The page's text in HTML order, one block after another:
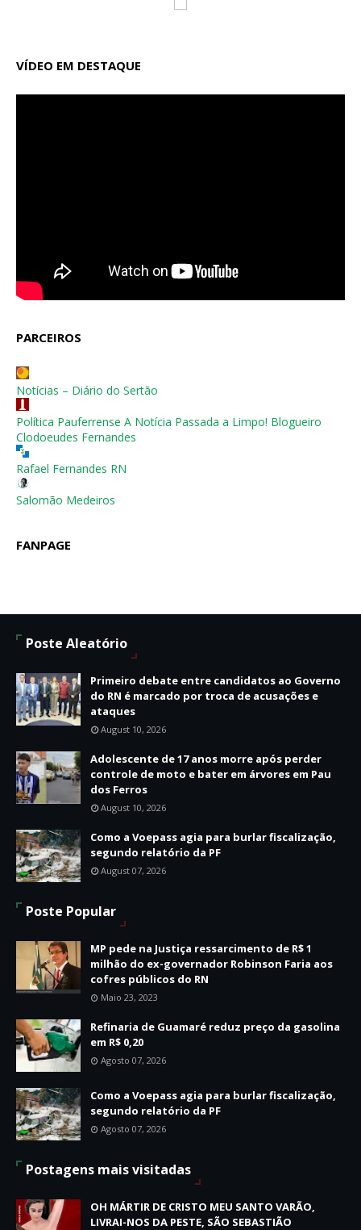
VÍDEO EM DESTAQUE
PARCEIROS
Notícias – Diário do Sertão
Política Pauferrense A Notícia Passada a Limpo! Blogueiro
Clodoeudes Fernandes
Rafael Fernandes RN
Salomão Medeiros
FANPAGE
Poste Aleatório
Primeiro debate entre candidatos ao Governo
do RN é marcado por troca de acusações e
ataques
August 10, 2026
Adolescente de 17 anos morre após perder
controle de moto e bater em árvores em Pau
dos Ferros
August 10, 2026
Como a Voepass agia para burlar fiscalização,
segundo relatório da PF
August 07, 2026
Poste Popular
MP pede na Justiça ressarcimento de R$ 1
milhão do ex-governador Robinson Faria aos
cofres públicos do RN
Maio 23, 2023
Refinaria de Guamaré reduz preço da gasolina
em R$ 0,20
Agosto 07, 2026
Como a Voepass agia para burlar fiscalização,
segundo relatório da PF
Agosto 07, 2026
Postagens mais visitadas
OH MÁRTIR DE CRISTO MEU SANTO VARÃO,
LIVRAI-NOS DA PESTE, SÃO SEBASTIÃO